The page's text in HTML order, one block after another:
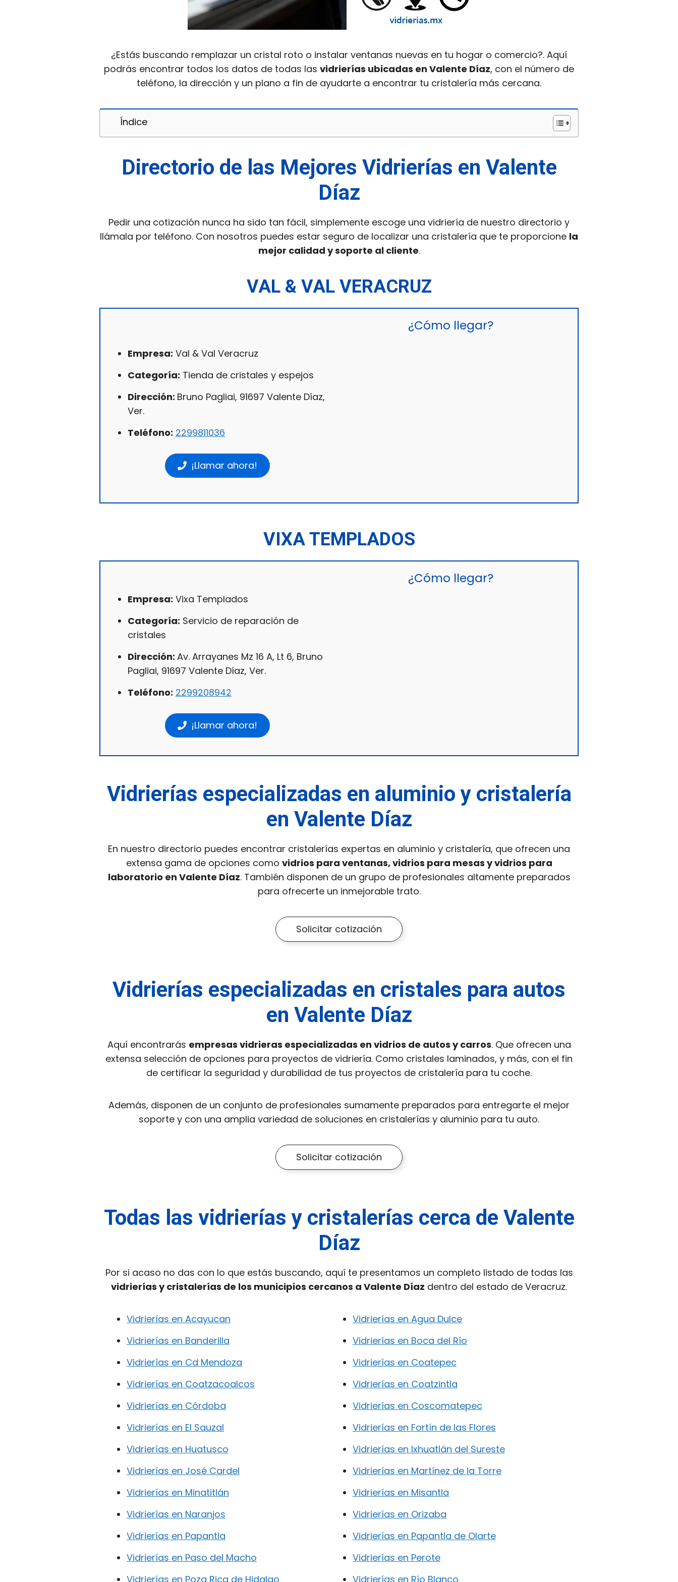
¿Estás buscando remplazar un cristal roto o instalar ventanas nuevas en tu hogar o comercio?. Aquí
podrás encontrar todos los datos de todas las vidrierías ubicadas en Valente Díaz, con el número de
teléfono, la dirección y un plano a fin de ayudarte a encontrar tu cristalería más cercana.
Índice
Directorio de las Mejores Vidrierías en Valente
Díaz
Pedir una cotización nunca ha sido tan fácil, simplemente escoge una vidriería de nuestro directorio y
llámala por teléfono. Con nosotros puedes estar seguro de localizar una cristalería que te proporcione la
mejor calidad y soporte al cliente.
VAL & VAL VERACRUZ
Empresa: Val & Val Veracruz
Categoría: Tienda de cristales y espejos
Dirección: Bruno Pagliai, 91697 Valente Díaz,
Ver.
Teléfono: 2299811036
¡Llamar ahora!
¿Cómo llegar?
VIXA TEMPLADOS
Empresa: Vixa Templados
Categoría: Servicio de reparación de
cristales
Dirección: Av. Arrayanes Mz 16 A, Lt 6, Bruno
Pagliai, 91697 Valente Díaz, Ver.
Teléfono: 2299208942
¡Llamar ahora!
¿Cómo llegar?
Vidrierías especializadas en aluminio y cristalería
en Valente Díaz
En nuestro directorio puedes encontrar cristalerías expertas en aluminio y cristalería, que ofrecen una
extensa gama de opciones como vidrios para ventanas, vidrios para mesas y vidrios para
laboratorio en Valente Díaz. También disponen de un grupo de profesionales altamente preparados
para ofrecerte un inmejorable trato.
Solicitar cotización
Vidrierías especializadas en cristales para autos
en Valente Díaz
Aquí encontrarás empresas vidrieras especializadas en vidrios de autos y carros. Que ofrecen una
extensa selección de opciones para proyectos de vidriería. Como cristales laminados, y más, con el fin
de certificar la seguridad y durabilidad de tus proyectos de cristalería para tu coche.
Además, disponen de un conjunto de profesionales sumamente preparados para entregarte el mejor
soporte y con una amplia variedad de soluciones en cristalerías y aluminio para tu auto.
Solicitar cotización
Todas las vidrierías y cristalerías cerca de Valente
Díaz
Por si acaso no das con lo que estás buscando, aquí te presentamos un completo listado de todas las
vidrierías y cristalerías de los municipios cercanos a Valente Díaz dentro del estado de Veracruz.
Vidrierías en Acayucan
Vidrierías en Agua Dulce
Vidrierías en Banderilla
Vidrierías en Boca del Río
Vidrierías en Cd Mendoza
Vidrierías en Coatepec
Vidrierías en Coatzacoalcos
Vidrierías en Coatzintla
Vidrierías en Córdoba
Vidrierías en Coscomatepec
Vidrierías en El Sauzal
Vidrierías en Fortín de las Flores
Vidrierías en Huatusco
Vidrierías en Ixhuatlán del Sureste
Vidrierías en José Cardel
Vidrierías en Martínez de la Torre
Vidrierías en Minatitlán
Vidrierías en Misantla
Vidrierías en Naranjos
Vidrierías en Orizaba
Vidrierías en Papantla
Vidrierías en Papantla de Olarte
Vidrierías en Paso del Macho
Vidrierías en Perote
Vidrierías en Poza Rica de Hidalgo
Vidrierías en Río Blanco